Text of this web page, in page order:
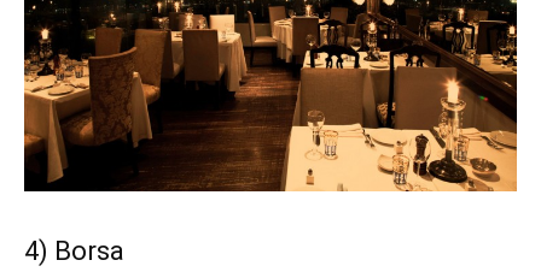
4) Borsa